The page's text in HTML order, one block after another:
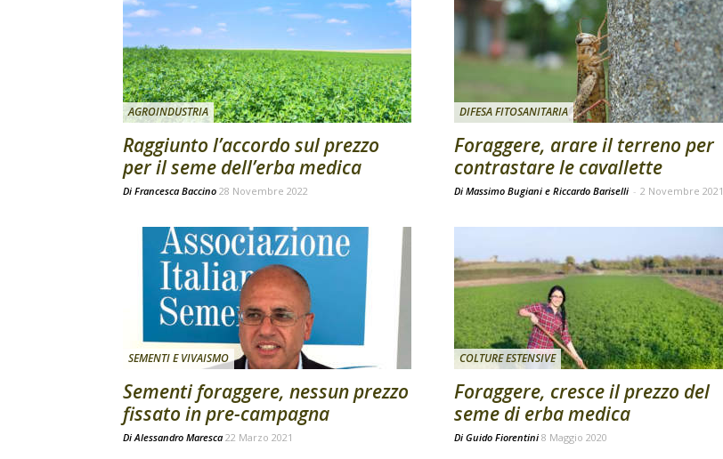
AGROINDUSTRIA
Raggiunto l’accordo sul prezzo
per il seme dell’erba medica
Di Francesca Baccino 28 Novembre 2022
DIFESA FITOSANITARIA
Foraggere, arare il terreno per
contrastare le cavallette
Di Massimo Bugiani e Riccardo Bariselli - 2 Novembre 2021
SEMENTI E VIVAISMO
Sementi foraggere, nessun prezzo
fissato in pre-campagna
DiAlessandro Maresca 22 Marzo 2021
COLTURE ESTENSIVE
Foraggere, cresce il prezzo del
seme di erba medica
Di Guido Fiorentini 8 Maggio 2020